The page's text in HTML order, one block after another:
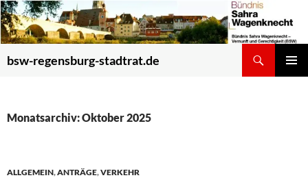
Zum
Inhalt
springen
bsw-regensburg-stadtrat.de
Monatsarchiv: Oktober 2025
ALLGEMEIN,ANTRÄGE,VERKEHR